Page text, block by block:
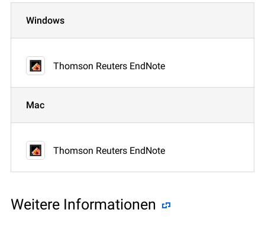
Windows
Thomson Reuters EndNote
Mac
Thomson Reuters EndNote
Weitere Informationen